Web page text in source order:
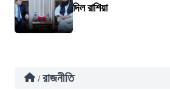
দিল রাশিয়া
/ রাজনীতি